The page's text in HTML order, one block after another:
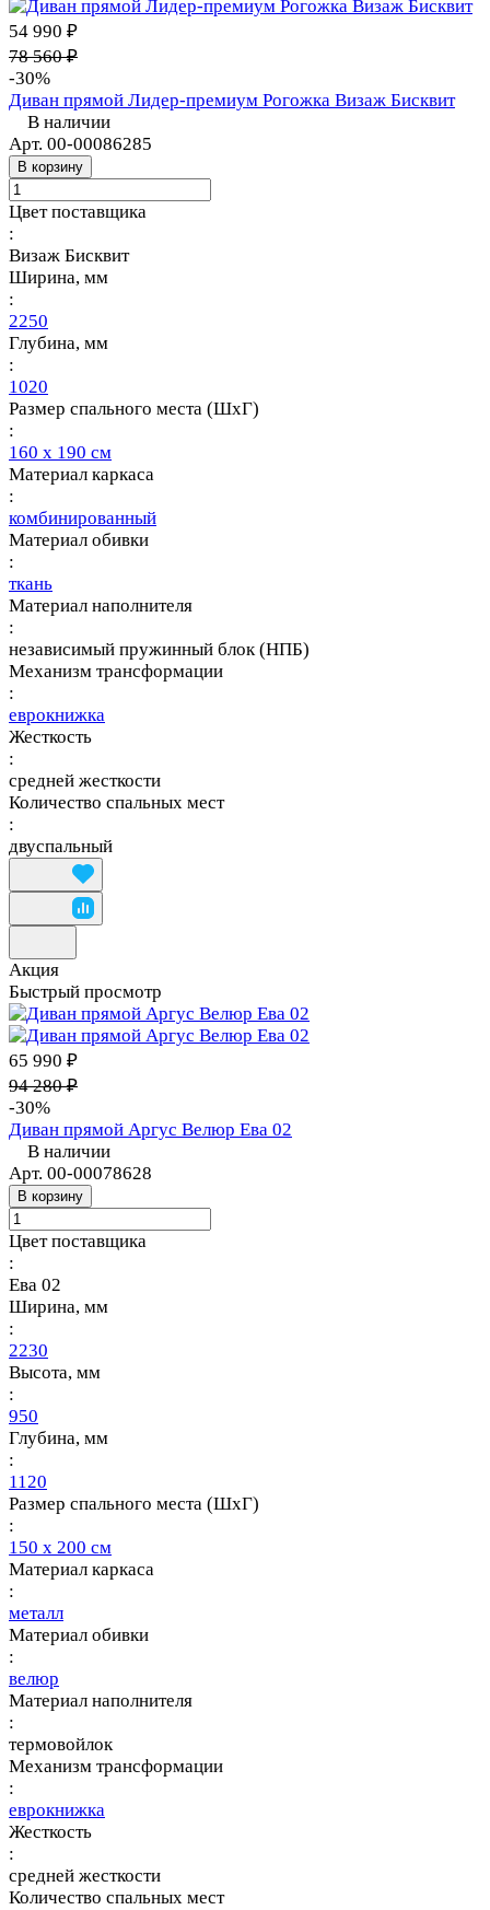
54 990 ₽
78 560 ₽
-30%
Диван прямой Лидер-премиум Рогожка Визаж Бисквит
В наличии
Арт. 00-00086285
В корзину
Цвет поставщика
:
Визаж Бисквит
Ширина, мм
:
2250
Глубина, мм
:
1020
Размер спального места (ШхГ)
:
160 х 190 см
Материал каркаса
:
комбинированный
Материал обивки
:
ткань
Материал наполнителя
:
независимый пружинный блок (НПБ)
Механизм трансформации
:
еврокнижка
Жесткость
:
средней жесткости
Количество спальных мест
:
двуспальный
Акция
Быстрый просмотр
65 990 ₽
94 280 ₽
-30%
Диван прямой Аргус Велюр Ева 02
В наличии
Арт. 00-00078628
В корзину
Цвет поставщика
:
Ева 02
Ширина, мм
:
2230
Высота, мм
:
950
Глубина, мм
:
1120
Размер спального места (ШхГ)
:
150 х 200 см
Материал каркаса
:
металл
Материал обивки
:
велюр
Материал наполнителя
:
термовойлок
Механизм трансформации
:
еврокнижка
Жесткость
:
средней жесткости
Количество спальных мест